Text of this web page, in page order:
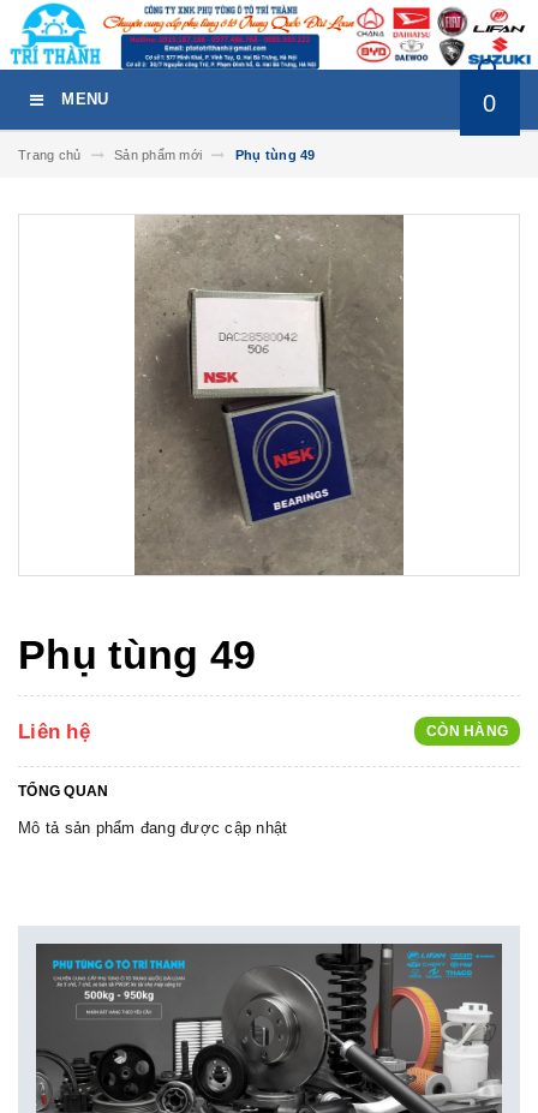
MENU 0
Trang chủ Sản phẩm mới Phụ tùng 49
Phụ tùng 49
Liên hệ CÒN HÀNG
TỔNG QUAN
Mô tả sản phẩm đang được cập nhật